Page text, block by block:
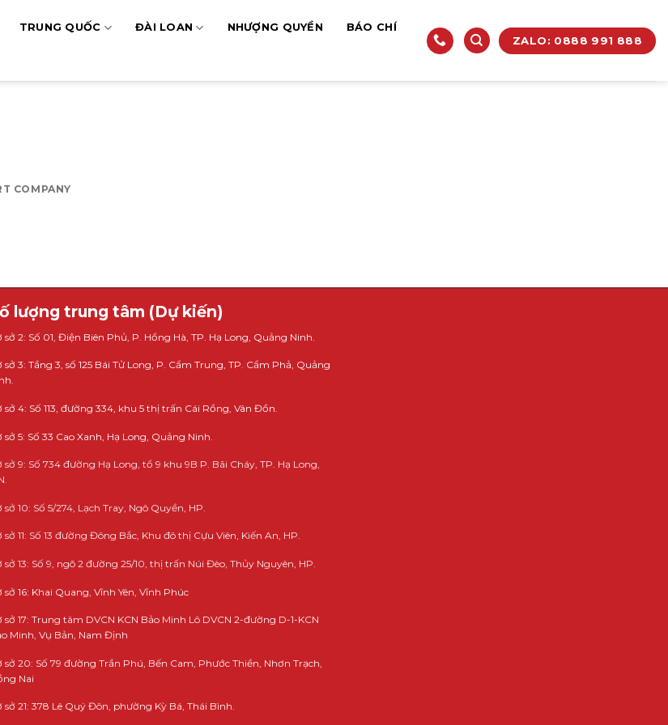
TRUNG QUỐC ĐÀI LOAN NHƯỢNG QUYỀN BÁO CHÍ
ZALO: 0888 991 888
COMPANY
lượng trung tâm (Dự kiến)
sở 2: Số 01, Điện Biên Phủ, P. Hồng Hà, TP. Hạ Long, Quảng Ninh.
sở 3: Tầng 3, số 125 Bái Tử Long, P. Cẩm Trung, TP. Cẩm Phả, Quảng
sở 4: Số 113, đường 334, khu 5 thị trấn Cái Rồng, Vân Đồn.
sở 5: Số 33 Cao Xanh, Hạ Long, Quảng Ninh.
sở 9: Số 734 đường Hạ Long, tổ 9 khu 9B P. Bãi Cháy, TP. Hạ Long,
sở 10: Số 5/274, Lạch Tray, Ngô Quyền, HP.
sở 11: Số 13 đường Đông Bắc, Khu đô thị Cựu Viên, Kiến An, HP.
sở 13: Số 9, ngõ 2 đường 25/10, thị trấn Núi Đèo, Thủy Nguyên, HP.
sở 16: Khai Quang, Vĩnh Yên, Vĩnh Phúc
sở 17: Trung tâm DVCN KCN Bảo Minh Lô DVCN 2-đường D-1-KCN
Minh, Vụ Bản, Nam Định
sở 20: Số 79 đường Trần Phú, Bến Cam, Phước Thiền, Nhơn Trạch,
Nai
sở 21: 378 Lê Quý Đôn, phường Kỳ Bá, Thái Bình.